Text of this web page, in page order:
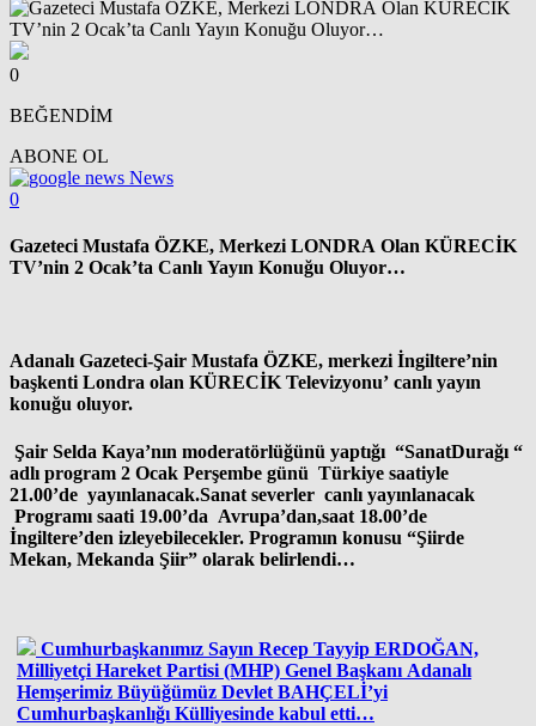
0
BEĞENDİM
ABONE OL
News
0
Gazeteci Mustafa ÖZKE, Merkezi LONDRA Olan KÜRECİK
TV’nin 2 Ocak’ta Canlı Yayın Konuğu Oluyor…
Adanalı Gazeteci-Şair Mustafa ÖZKE, merkezi İngiltere’nin
başkenti Londra olan KÜRECİK Televizyonu’ canlı yayın
konuğu oluyor.
Şair Selda Kaya’nın moderatörlüğünü yaptığı “SanatDurağı “
adlı program 2 Ocak Perşembe günü Türkiye saatiyle
21.00’de yayınlanacak.Sanat severler canlı yayınlanacak
Programı saati 19.00’da Avrupa’dan,saat 18.00’de
İngiltere’den izleyebilecekler. Programın konusu “Şiirde
Mekan, Mekanda Şiir” olarak belirlendi…
Cumhurbaşkanımız Sayın Recep Tayyip ERDOĞAN,
Milliyetçi Hareket Partisi (MHP) Genel Başkanı Adanalı
Hemşerimiz Büyüğümüz Devlet BAHÇELİ’yi
Cumhurbaşkanlığı Külliyesinde kabul etti…